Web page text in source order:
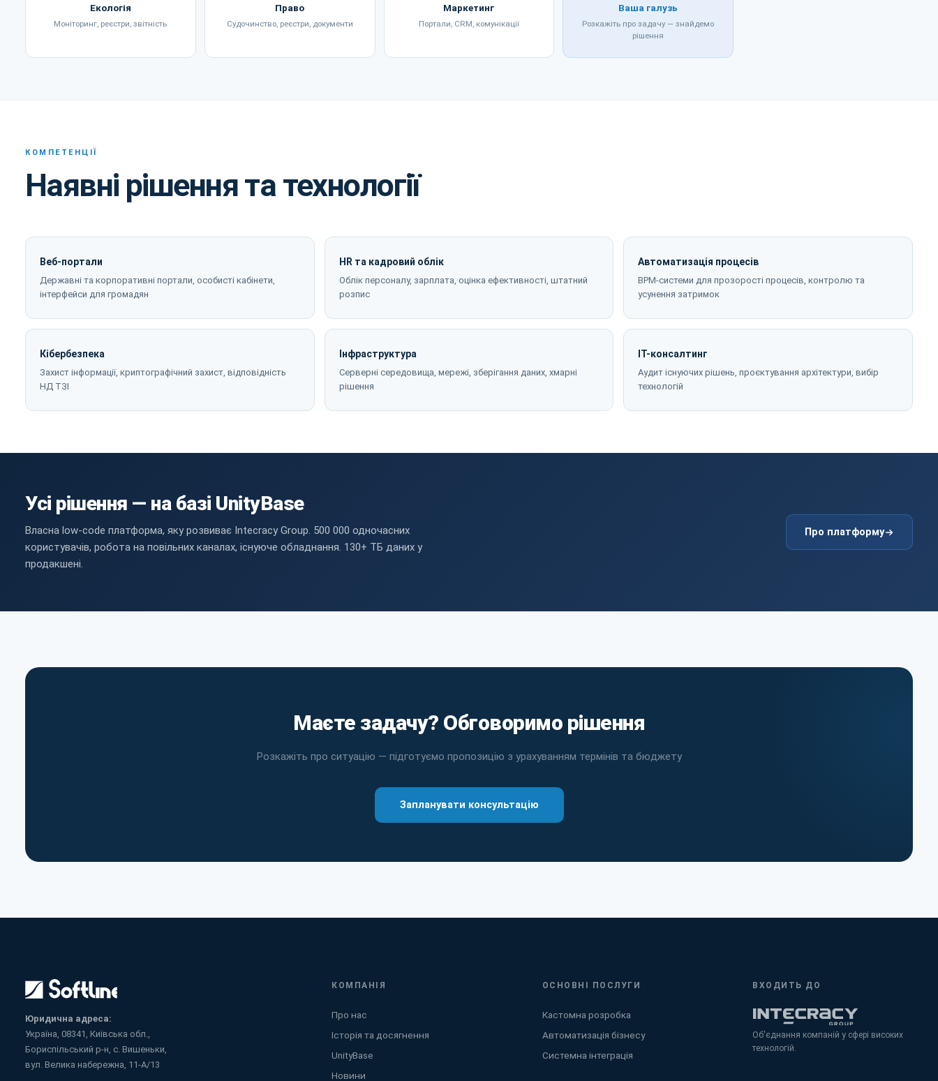
Екологія
Моніторинг, реєстри, звітність
Право
Судочинство, реєстри, документи
Маркетинг
Портали, CRM, комунікації
Ваша галузь
Розкажіть про задачу — знайдемо
рішення
КОМПЕТЕНЦІЇ
Наявні рішення та технології
Веб-портали
Державні та корпоративні портали, особисті кабінети,
інтерфейси для громадян
HR та кадровий облік
Облік персоналу, зарплата, оцінка ефективності, штатний
розпис
Автоматизація процесів
BPM-системи для прозорості процесів, контролю та
усунення затримок
Кібербезпека
Захист інформації, криптографічний захист, відповідність
НД ТЗІ
Інфраструктура
Серверні середовища, мережі, зберігання даних, хмарні
рішення
ІТ-консалтинг
Аудит існуючих рішень, проєктування архітектури, вибір
технологій
Усі рішення — на базі UnityBase
Власна low-code платформа, яку розвиває Intecracy Group. 500 000 одночасних
користувачів, робота на повільних каналах, існуюче обладнання. 130+ ТБ даних у
продакшені.
Про платформу
Маєте задачу? Обговоримо рішення
Розкажіть про ситуацію — підготуємо пропозицію з урахуванням термінів та бюджету
Запланувати консультацію
Юридична адреса:
Україна, 08341, Київська обл.,
Бориспільський р-н, с. Вишеньки,
вул. Велика набережна, 11-А/13
КОМПАНІЯ
Про нас
Історія та досягнення
UnityBase
Новини
ОСНОВНІ ПОСЛУГИ
Кастомна розробка
Автоматизація бізнесу
Системна інтеграція
ВХОДИТЬ ДО
Об'єднання компаній у сфері високих
технологій.